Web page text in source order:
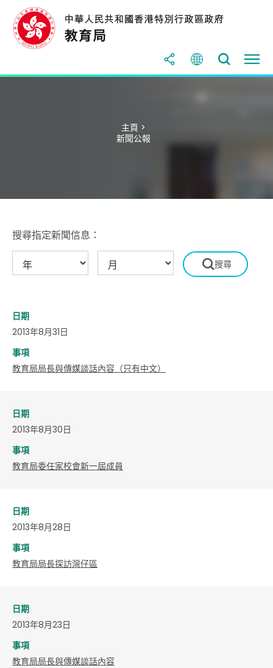
主頁 >
新聞公報
搜尋指定新聞信息：
日期
2013年8月31日
事項
教育局局長與傳媒談話內容（只有中文）
日期
2013年8月30日
事項
教育局委任家校會新一屆成員
日期
2013年8月28日
事項
教育局局長探訪灣仔區
日期
2013年8月23日
事項
教育局局長與傳媒談話內容